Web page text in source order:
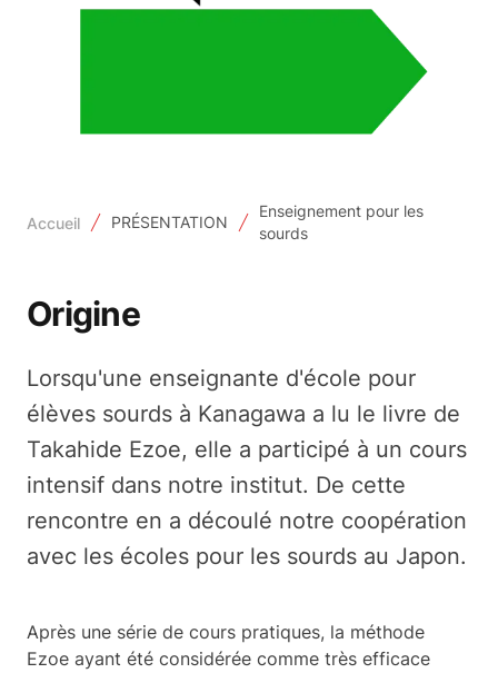
Accueil PRÉSENTATION
Enseignement pour les
sourds
Origine
Lorsqu'une enseignante d'école pour
élèves sourds à Kanagawa a lu le livre de
Takahide Ezoe, elle a participé à un cours
intensif dans notre institut. De cette
rencontre en a découlé notre coopération
avec les écoles pour les sourds au Japon.
Après une série de cours pratiques, la méthode
Ezoe ayant été considérée comme très efficace